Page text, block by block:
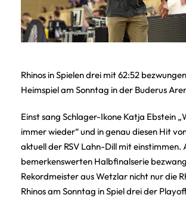
Rhinos in Spielen drei mit 62:52
Heimspiel am Sonntag in der Buderus
Einst sang Schlager-Ikone Katja Ebstein
immer wieder“ und in genau diesen Hit
aktuell der RSV Lahn-Dill mit einstimmen.
bemerkenswerten Halbfinalserie
Rekordmeister aus Wetzlar nicht nur die
Rhinos am Sonntag in Spiel drei der